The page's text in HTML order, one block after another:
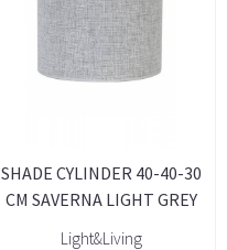
SHADE CYLINDER 40-40-30
CM SAVERNA LIGHT GREY
Light&Living